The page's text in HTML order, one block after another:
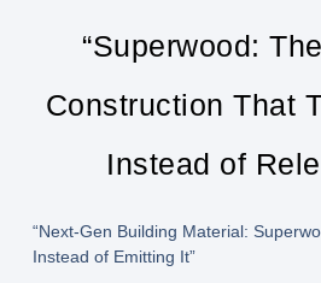
“Superwood:
Construction That
Instead of
“Next-Gen Building Material:
Instead of Emitting It”